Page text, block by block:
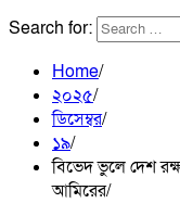
Search for:
Home
২০২৫
ডিসেম্বর
১৯
বিভেদ ভুলে দেশ
আমিরের